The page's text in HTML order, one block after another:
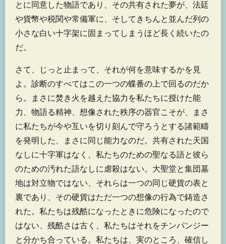
とに同意した物語であり、その共有された夢が、法廷
や貨幣や税関や常備軍に、そしてきちんと並んだ列の
小さな白い十字架に固まってしまうほど長く続いたの
だ。
さて、じっと止まって、それが何を意味するかを見
よ。診断のすべてはこの一つの蝶番の上で回るのだか
ら。まさに焚き火を越えた協力を私たちに授けた能
力、物語る精神、想像された秩序の器官こそが、まさ
に私たちが今や互いを切り刻んで守ろうとする諸範疇
を発明した、まさに同じ能力なのだ。共有された天国
なしに十字軍はなく、私たちのための聖なる語と彼ら
のための汚れた語なしに虐殺はない。大聖堂と集団墓
地は対立物ではない、それらは一つの同じ硬貨の表と
裏であり、その硬貨はただ一つの想像の行為で鋳造さ
れた。私たちは残酷になったときに危険になったので
はない、残酷さは古く、私たちはそれをチンパンジー
と分かち合っている。私たちは、実のところ、確信し